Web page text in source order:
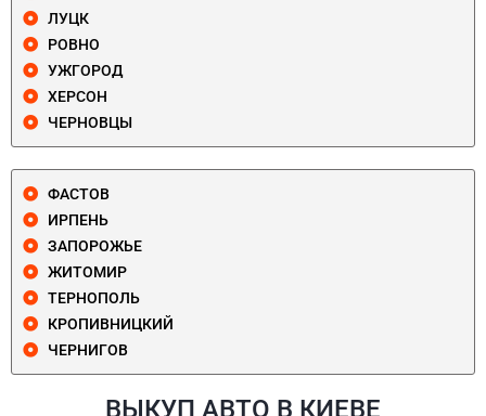
ЛУЦК
РОВНО
УЖГОРОД
ХЕРСОН
ЧЕРНОВЦЫ
ФАСТОВ
ИРПЕНЬ
ЗАПОРОЖЬЕ
ЖИТОМИР
ТЕРНОПОЛЬ
КРОПИВНИЦКИЙ
ЧЕРНИГОВ
ВЫКУП АВТО В КИЕВЕ